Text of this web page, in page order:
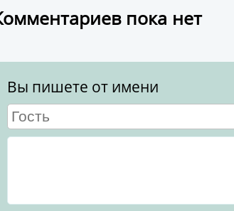
пока нет
Вы пишете от имени